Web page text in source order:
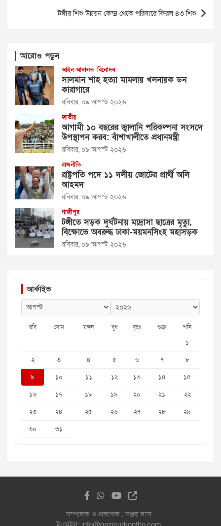
টঙ্গীর শিশু উন্নয়ন কেন্দ্র থেকে পরিবারে ফিরল ৪৩ শিশু
আরোও পড়ুন
আইন-আদালত বিনোদন
সালমান শাহ হত্যা মামলায় খলনায়ক ডন
কারাগারে
রবিবার, ০৯ আগস্ট ২০২৬
জাতীয়
আগামী ১০ বছরের জ্বালানি পরিকল্পনা সংসদে
উপস্থাপন করব: বাঁশাখালীতে প্রধানমন্ত্রী
রবিবার, ০৯ আগস্ট ২০২৬
রাজনীতি
রাষ্ট্রপতি পদে ১১ দলীয় জোটের প্রার্থী অলি
আহমদ
রবিবার, ০৯ আগস্ট ২০২৬
গাজীপুর
টঙ্গীতে সড়ক দুর্ঘটনায় মাদ্রাসা ছাত্রের মৃত্যু,
বিক্ষোভে অবরুদ্ধ ঢাকা-ময়মনসিংহ মহাসড়ক
রবিবার, ০৯ আগস্ট ২০২৬
আর্কাইভ
রবি সোম মঙ্গল বুধ বৃহঃ শুক্র শনি
১
২
৩ ৪ ৫ ৬ ৭
৮
৯
১০ ১১ ১২ ১৩ ১৪
১৫
১৬
১৭ ১৮ ১৯ ২০ ২১
২২
২৩
২৪ ২৫ ২৬ ২৭ ২৮
২৯
৩০
৩১
সম্পাদক ও প্রকাশক : সঞ্জয় দাস